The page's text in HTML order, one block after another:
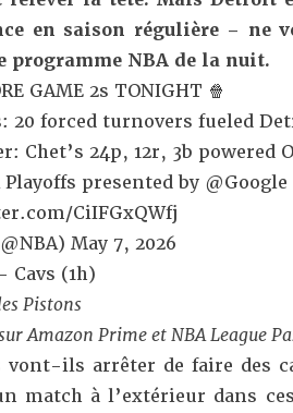
en saison régulière – ne
programme NBA de la nuit.
GAME 2s TONIGHT 🍿
20 forced turnovers fueled
Chet’s 24p, 12r, 3b powered
Playoffs presented by @Google
CiIFGxQWfj
May 7, 2026
Cavs (1h)
Pistons
Amazon Prime et NBA League
vont-ils arrêter de faire des
match à l’extérieur dans